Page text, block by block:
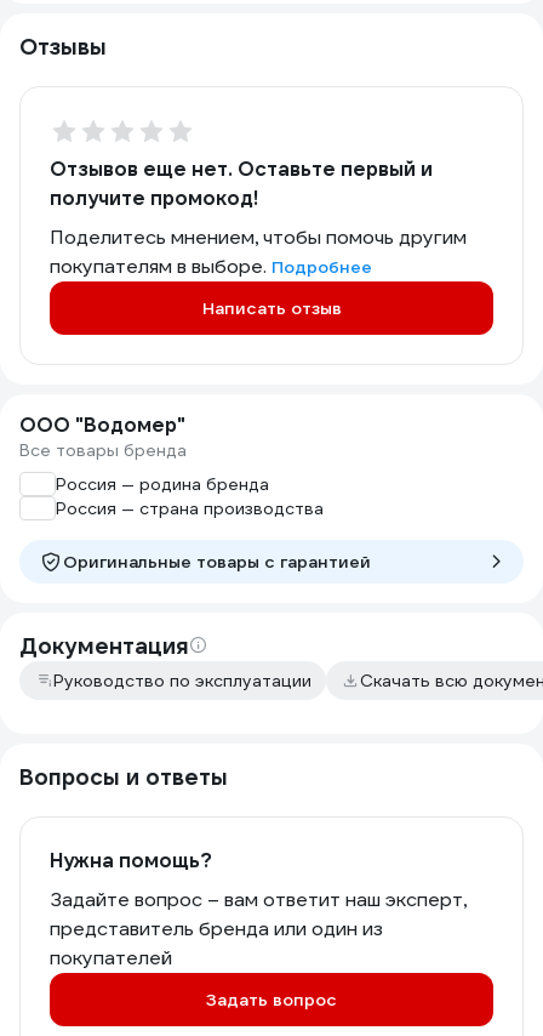
Отзывы
Отзывов еще нет. Оставьте первый и
получите промокод!
Поделитесь мнением, чтобы помочь другим
покупателям в выборе. Подробнее
Написать отзыв
ООО "Водомер"
Все товары бренда
Россия — родина бренда
Россия — страна производства
Оригинальные товары c гарантией
Документация
Руководство по эксплуатации Скачать всю
Вопросы и ответы
Нужна помощь?
Задайте вопрос – вам ответит наш эксперт,
представитель бренда или один из
покупателей
Задать вопрос